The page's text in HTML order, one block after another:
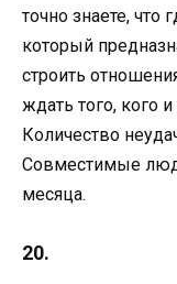
точно знаете, что
который
строить
ждать того, кого
Количество
Совместимые
месяца.
20.